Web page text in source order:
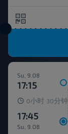
Su, 9.08
17:15
0 小时 30 分钟
Su, 9.08
17:45